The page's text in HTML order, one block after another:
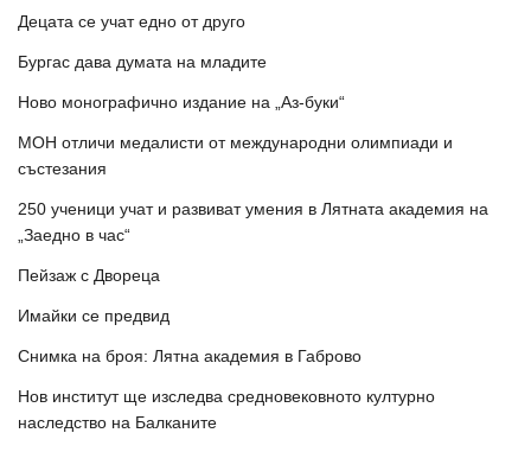
Децата се учат едно от друго
Бургас дава думата на младите
Ново монографично издание на „Аз-буки“
МОН отличи медалисти от международни олимпиади и
състезания
250 ученици учат и развиват умения в Лятната академия на
„Заедно в час“
Пейзаж с Двореца
Имайки се предвид
Снимка на броя: Лятна академия в Габрово
Нов институт ще изследва средновековното културно
наследство на Балканите